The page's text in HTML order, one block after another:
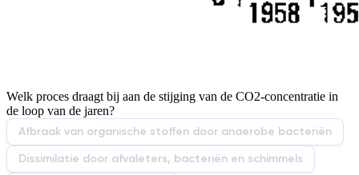
Welk proces draagt bij aan de stijging van de CO2-concentratie in
de loop van de jaren?
Afbraak van organische stoffen door anaerobe bacteriën
Dissimilatie door afvaleters, bacteriën en schimmels